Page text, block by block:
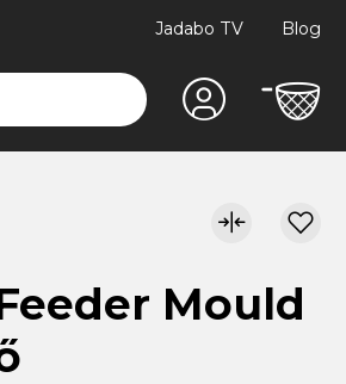
Jadabo TV Blog
Mould